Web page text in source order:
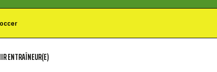
ENTRAÎNEUR(E)